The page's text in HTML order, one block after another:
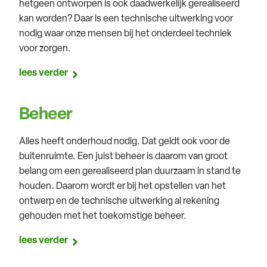
hetgeen ontworpen is ook daadwerkelijk gerealiseerd
kan worden? Daar is een technische uitwerking voor
nodig waar onze mensen bij het onderdeel techniek
voor zorgen.
lees verder
Beheer
Alles heeft onderhoud nodig. Dat geldt ook voor de
buitenruimte. Een juist beheer is daarom van groot
belang om een gerealiseerd plan duurzaam in stand te
houden. Daarom wordt er bij het opstellen van het
ontwerp en de technische uitwerking al rekening
gehouden met het toekomstige beheer.
lees verder